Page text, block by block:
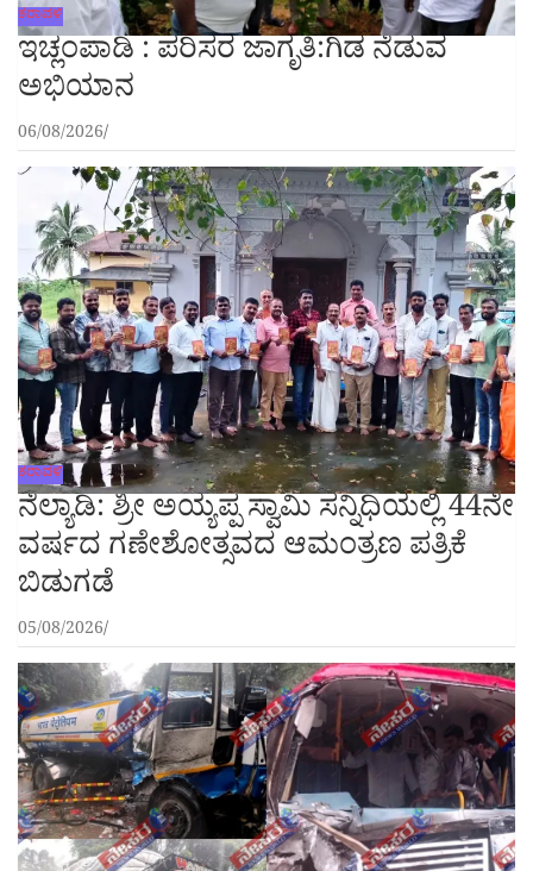
ಕರಾವಳಿ
ಇಚ್ಲಂಪಾಡಿ : ಪರಿಸರ ಜಾಗೃತಿ:ಗಿಡ ನೆಡುವ
ಅಭಿಯಾನ
06/08/2026
ಕರಾವಳಿ
ನೆಲ್ಯಾಡಿ: ಶ್ರೀ ಅಯ್ಯಪ್ಪ ಸ್ವಾಮಿ ಸನ್ನಿಧಿಯಲ್ಲಿ 44ನೇ
ವರ್ಷದ ಗಣೇಶೋತ್ಸವದ ಆಮಂತ್ರಣ ಪತ್ರಿಕೆ
ಬಿಡುಗಡೆ
05/08/2026